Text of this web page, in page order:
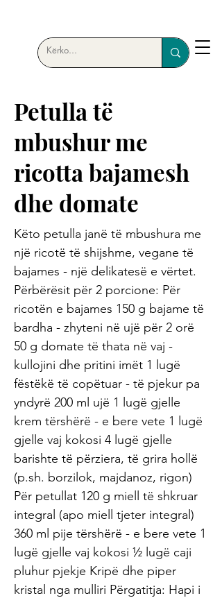
Petulla të
mbushur me
ricotta bajamesh
dhe domate
Këto petulla janë të mbushura me
një ricotë të shijshme, vegane të
bajames - një delikatesë e vërtet.
Përbërësit për 2 porcione: Për
ricotën e bajames 150 g bajame të
bardha - zhyteni në ujë për 2 orë
50 g domate të thata në vaj -
kullojini dhe pritini imët 1 lugë
fëstëkë të copëtuar - të pjekur pa
yndyrë 200 ml ujë 1 lugë gjelle
krem ​​tërshërë - e bere vete 1 lugë
gjelle vaj kokosi 4 lugë gjelle
barishte të përziera, të grira hollë
(p.sh. borzilok, majdanoz, rigon)
Për petullat 120 g miell të shkruar
integral (apo miell tjeter integral)
360 ml pije tërshërë - e bere vete 1
lugë gjelle vaj kokosi ½ lugë caji
pluhur pjekje Kripë dhe piper
kristal nga mulliri Përgatitja: Hapi i